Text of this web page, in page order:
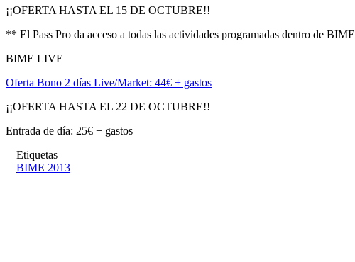
¡¡OFERTA HASTA EL 15 DE OCTUBRE!!
** El Pass Pro da acceso a todas las actividades programadas dentro de BIME
BIME LIVE
Oferta Bono 2 días Live/Market: 44€ + gastos
¡¡OFERTA HASTA EL 22 DE OCTUBRE!!
Entrada de día: 25€ + gastos
Etiquetas
BIME 2013